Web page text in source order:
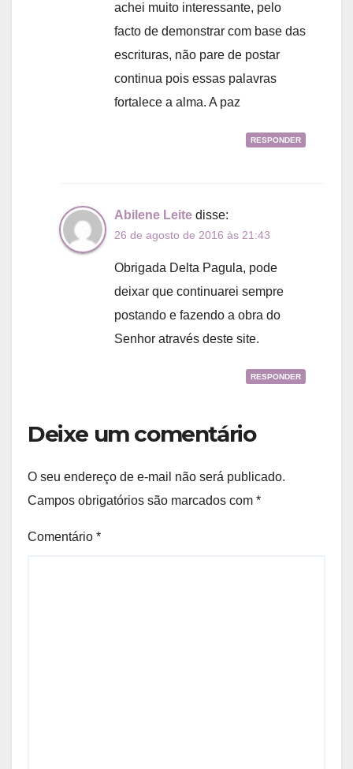
achei muito interessante, pelo
facto de demonstrar com base das
escrituras, não pare de postar
continua pois essas palavras
fortalece a alma. A paz
RESPONDER
Abilene Leite disse:
26 de agosto de 2016 às 21:43
Obrigada Delta Pagula, pode
deixar que continuarei sempre
postando e fazendo a obra do
Senhor através deste site.
RESPONDER
Deixe um comentário
O seu endereço de e-mail não será publicado.
Campos obrigatórios são marcados com *
Comentário *